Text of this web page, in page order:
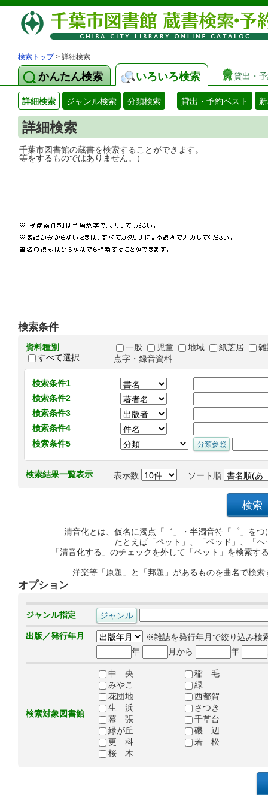
検索トップ> 詳細検索
かんたん検索 いろいろ検索 貸出・
詳細検索 ジャンル検索 分類検索 貸出・予約ベスト
詳細検索
千葉市図書館の蔵書を検索することがで
等をするものではありません。）
検索条件
資料種別
すべて選択
一般 児童 地域 紙芝居
点字・録音資料
検索条件1
検索条件2
検索条件3
検索条件4
検索条件5
検索結果一覧表示 表示数 ソート順
清音化とは、仮名に濁点「゛」・半濁音符「゜」を
たとえば「ペット」、「ベッド」、「
「清音化する」のチェックを外して「ペット」を検索
洋楽等「原題」と「邦題」があるものを曲名で検
オプション
ジャンル指定
出版／発行年月
※雑誌を発行年月で絞り込み検
年
月から 年
検索対象図書館
中 央
稲 毛
みやこ
緑
花団地
西都賀
生 浜
さつき
幕 張
千草台
緑が丘
磯 辺
更 科
若 松
桜 木